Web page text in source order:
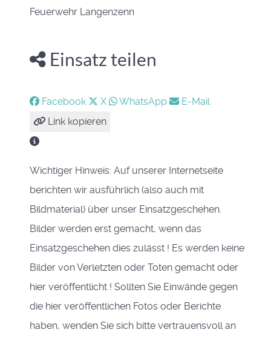
Feuerwehr Langenzenn
Einsatz teilen
Facebook X WhatsApp
E-Mail
Link kopieren
Wichtiger Hinweis: Auf unserer Internetseite
berichten wir ausführlich (also auch mit
Bildmaterial) über unser Einsatzgeschehen.
Bilder werden erst gemacht, wenn das
Einsatzgeschehen dies zulässt ! Es werden keine
Bilder von Verletzten oder Toten gemacht oder
hier veröffentlicht ! Sollten Sie Einwände gegen
die hier veröffentlichen Fotos oder Berichte
haben, wenden Sie sich bitte vertrauensvoll an